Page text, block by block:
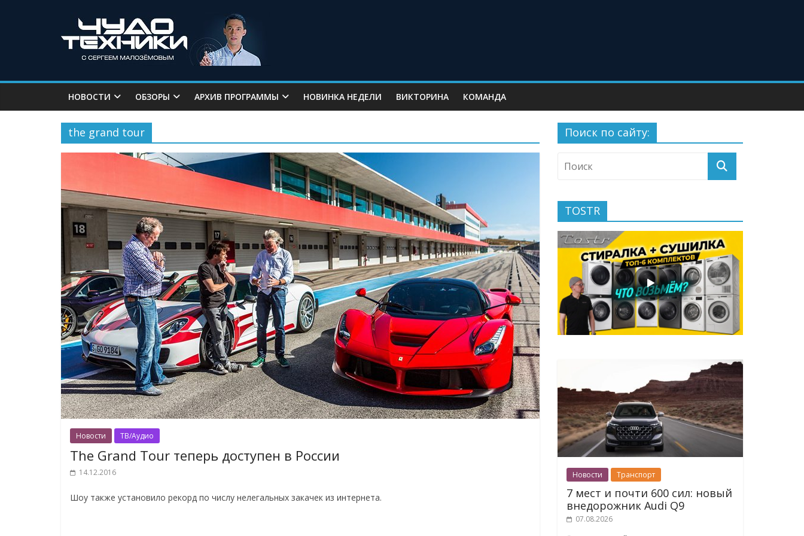
НОВОСТИ ОБЗОРЫ АРХИВ ПРОГРАММЫ НОВИНКА НЕДЕЛИ ВИКТОРИНА КОМАНДА
the grand tour
Новости ТВ/Аудио
The Grand Tour теперь доступен в России
14.12.2016
Шоу также установило рекорд по числу нелегальных закачек из интернета.
Поиск по сайту:
TOSTR
Новости Транспорт
7 мест и почти 600 сил: новый
внедорожник Audi Q9
07.08.2026